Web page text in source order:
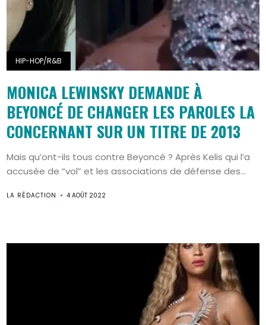
Search
HIP-HOP/R&B
MONICA LEWINSKY DEMANDE À
BEYONCÉ DE CHANGER LES PAROLES LA
CONCERNANT SUR UN TITRE DE 2013
Mais qu’ont-ils tous contre Beyoncé ? Après Kelis qui l’a
accusée de “vol” et les associations de défense des...
LA RÉDACTION 4 AOÛT 2022